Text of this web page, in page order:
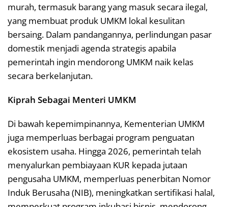
murah, termasuk barang yang masuk secara ilegal,
yang membuat produk UMKM lokal kesulitan
bersaing. Dalam pandangannya, perlindungan pasar
domestik menjadi agenda strategis apabila
pemerintah ingin mendorong UMKM naik kelas
secara berkelanjutan.
Kiprah Sebagai Menteri UMKM
Di bawah kepemimpinannya, Kementerian UMKM
juga memperluas berbagai program penguatan
ekosistem usaha. Hingga 2026, pemerintah telah
menyalurkan pembiayaan KUR kepada jutaan
pengusaha UMKM, memperluas penerbitan Nomor
Induk Berusaha (NIB), meningkatkan sertifikasi halal,